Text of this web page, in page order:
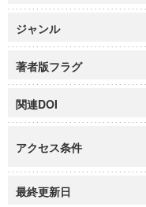
ジャンル
著者版フラグ
関連DOI
アクセス条件
最終更新日